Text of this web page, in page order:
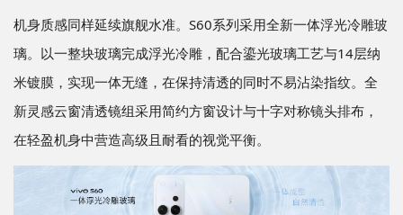
机身质感同样延续旗舰水准。S60系列采用全新一体浮光冷雕玻
璃。以一整块玻璃完成浮光冷雕，配合鎏光玻璃工艺与14层纳
米镀膜，实现一体无缝，在保持清透的同时不易沾染指纹。全
新灵感云窗清透镜组采用简约方窗设计与十字对称镜头排布，
在轻盈机身中营造高级且耐看的视觉平衡。